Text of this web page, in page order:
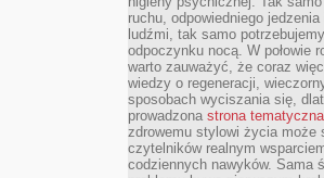
ruchu, odpowiedniego
ludźmi, tak samo
odpoczynku nocą. W połowie
warto zauważyć, że coraz
wiedzy o regeneracji,
sposobach wyciszania się,
prowadzona strona tematyczna
zdrowemu stylowi życia może
czytelników realnym
codziennych nawyków. Sama